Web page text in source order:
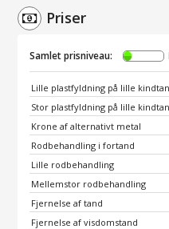
Priser
Samlet prisniveau:
Lille plastfyldning på lille
Stor plastfyldning på lille
Krone af alternativt metal
Rodbehandling i fortand
Lille rodbehandling
Mellemstor rodbehandling
Fjernelse af tand
Fjernelse af visdomstand